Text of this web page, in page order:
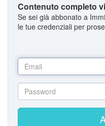
Contenuto completo
Se sei già abbonato a
le tue credenziali per